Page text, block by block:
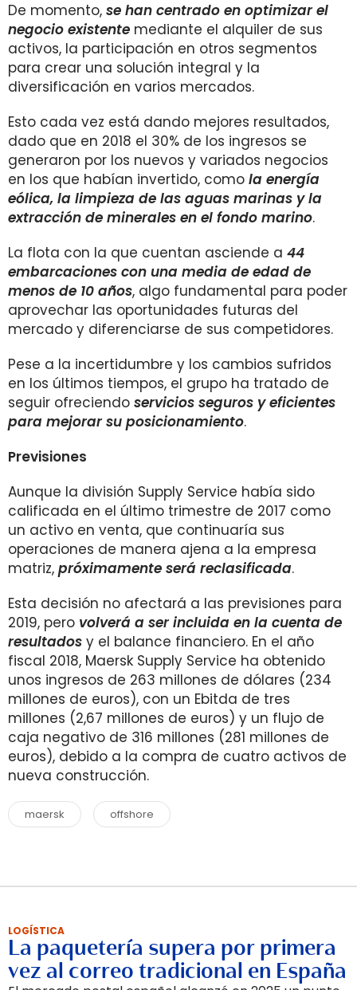
De momento, se han centrado en optimizar el
negocio existente mediante el alquiler de sus
activos, la participación en otros segmentos
para crear una solución integral y la
diversificación en varios mercados.
Esto cada vez está dando mejores resultados,
dado que en 2018 el 30% de los ingresos se
generaron por los nuevos y variados negocios
en los que habían invertido, como la energía
eólica, la limpieza de las aguas marinas y la
extracción de minerales en el fondo marino.
La flota con la que cuentan asciende a 44
embarcaciones con una media de edad de
menos de 10 años, algo fundamental para poder
aprovechar las oportunidades futuras del
mercado y diferenciarse de sus competidores.
Pese a la incertidumbre y los cambios sufridos
en los últimos tiempos, el grupo ha tratado de
seguir ofreciendo servicios seguros y eficientes
para mejorar su posicionamiento.
Previsiones
Aunque la división Supply Service había sido
calificada en el último trimestre de 2017 como
un activo en venta, que continuaría sus
operaciones de manera ajena a la empresa
matriz, próximamente será reclasificada.
Esta decisión no afectará a las previsiones para
2019, pero volverá a ser incluida en la cuenta de
resultados y el balance financiero. En el año
fiscal 2018, Maersk Supply Service ha obtenido
unos ingresos de 263 millones de dólares (234
millones de euros), con un Ebitda de tres
millones (2,67 millones de euros) y un flujo de
caja negativo de 316 millones (281 millones de
euros), debido a la compra de cuatro activos de
nueva construcción.
maersk offshore
LOGÍSTICA
La paquetería supera por primera
vez al correo tradicional en España